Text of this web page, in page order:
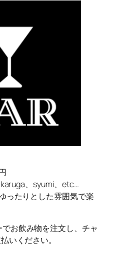
、syumi、etc…
ったりとした雰囲気で楽
お飲み物を注文し、チャ
いください。